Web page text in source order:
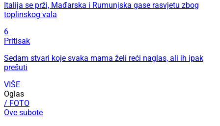
Italija se prži, Mađarska i Rumunjska gase rasvjetu zbog
toplinskog vala
6
Pritisak
Sedam stvari koje svaka mama želi reći naglas, ali ih ipak
prešuti
VIŠE
Oglas
/ FOTO
Ove subote